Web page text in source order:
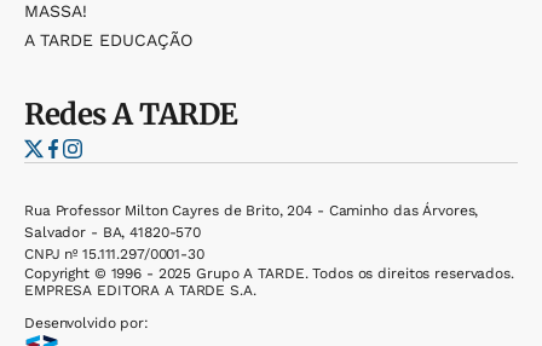
MASSA!
A TARDE EDUCAÇÃO
RedesA TARDE
Rua Professor Milton Cayres de Brito, 204 - Caminho das Árvores,
Salvador - BA, 41820-570
CNPJ nº 15.111.297/0001-30
Copyright © 1996 - 2025 Grupo A TARDE. Todos os direitos reservados.
EMPRESA EDITORA A TARDE S.A.
Desenvolvido por: